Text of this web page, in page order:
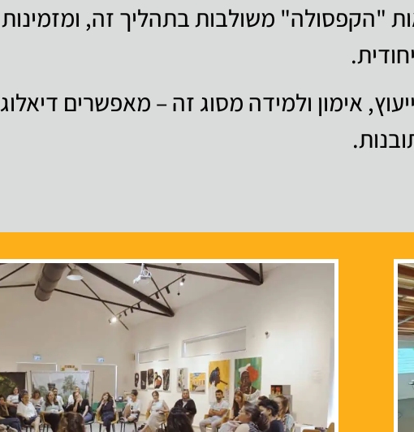
"הקפסולה" משולבות בתהליך זה, ומזמינות
ייעוץ, אימון ולמידה מסוג זה – מאפשרים דיאלוג